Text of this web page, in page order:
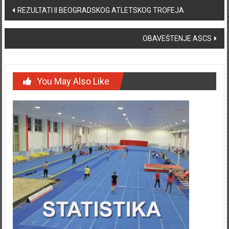
Post navigation
REZULTATI II BEOGRADSKOG ATLETSKOG TROFEJA
OBAVEŠTENJE ASCS
You May Also Like